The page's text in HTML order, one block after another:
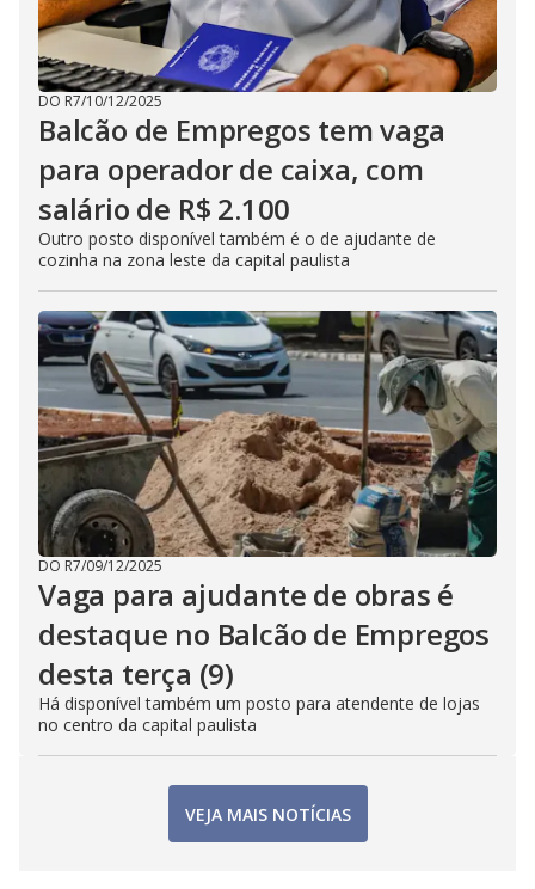
DO R7/10/12/2025
Balcão de Empregos tem vaga
para operador de caixa, com
salário de R$ 2.100
Outro posto disponível também é o de ajudante de
cozinha na zona leste da capital paulista
DO R7/09/12/2025
Vaga para ajudante de obras é
destaque no Balcão de Empregos
desta terça (9)
Há disponível também um posto para atendente de lojas
no centro da capital paulista
VEJA MAIS NOTÍCIAS